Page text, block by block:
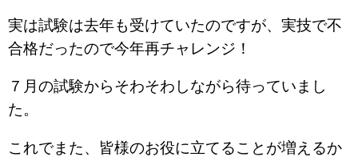
実は試験は去年も受けていたのですが、実技で不
合格だったので今年再チャレンジ！
７月の試験からそわそわしながら待っていまし
た。
これでまた、皆様のお役に立てることが増えるか